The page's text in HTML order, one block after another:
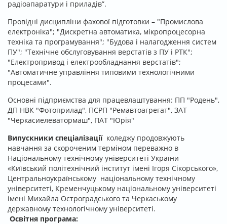
радіоапаратури і приладів”.
Провідні дисципліни фахової підготовки – "Промислова
електроніка"; "Дискретна автоматика, мікропроцесорна
техніка та програмування"; "Будова і налагодження систем
ПУ"; "Технічне обслуговування верстатів з ПУ і РТК";
"Електропривод і електрообладнання верстатів";
"Автоматичне управління типовими технологічними
процесами".
Основні підприємства для працевлаштування: ПП "Родень",
ДП НВК "Фотоприлад", ПСРП "Ремавтоагрегат", ЗАТ
"Черкасиелеватормаш", ПАТ "Юрія"
Випускники спеціалізаціїколеджу продовжують
навчання за скороченим терміном переважно в
Національному технічному університеті України
«Київський політехнічний інститут імені Ігоря Сікорського»,
Центральноукраїнському національному технічному
університеті, Кременчуцькому національному університеті
імені Михайла Остроградського та Черкаському
державному технологічному університеті.
Освітня програма: